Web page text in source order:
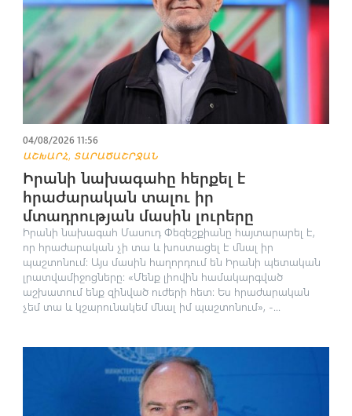
04/08/2026 11:56
ԱՇԽԱՐՀ, ՏԱՐԱԾԱՇՐՋԱՆ
Իրանի նախագահը հերքել է
հրաժարական տալու իր
մտադրության մասին լուրերը
Իրանի նախագահ Մասուդ Փեզեշքիանը հայտարարել է,
որ հրաժարական չի տա և խոստացել է մնալ իր
պաշտոնում։ Այս մասին հաղորդում են Իրանի պետական
լրատվամիջոցները։ «Մենք լիովին համակարգված
աշխատում ենք զինված ուժերի հետ։ Ես հրաժարական
չեմ տա և կշարունակեմ մնալ իմ պաշտոնում», -...